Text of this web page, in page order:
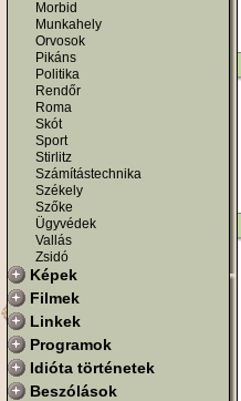
Morbid
Munkahely
Orvosok
Pikáns
Politika
Rendőr
Roma
Skót
Sport
Stirlitz
Számítástechnika
Székely
Szőke
Ügyvédek
Vallás
Zsidó
Képek
Filmek
Linkek
Programok
Idióta történetek
Beszólások